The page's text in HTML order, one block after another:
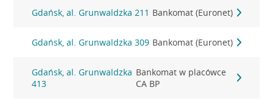
Gdańsk, al. Grunwaldzka 211 Bankomat (Euronet)
Gdańsk, al. Grunwaldzka 309 Bankomat (Euronet)
Gdańsk, al. Grunwaldzka
413
Bankomat w placówce
CA BP